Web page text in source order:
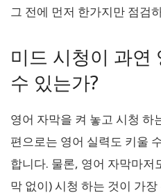
그 전에 먼저 한가지만 점검
미드 시청이 과연
수 있는가?
영어 자막을 켜 놓고 시청 하
편으로는 영어 실력도 키울
합니다. 물론, 영어 자막마저
막 없이) 시청 하는 것이 가